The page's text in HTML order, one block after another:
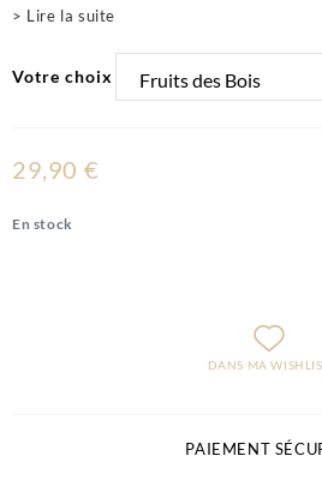
> Lire la suite
Votre choix
29,90 €
En stock
DANS MA
PAIEMENT